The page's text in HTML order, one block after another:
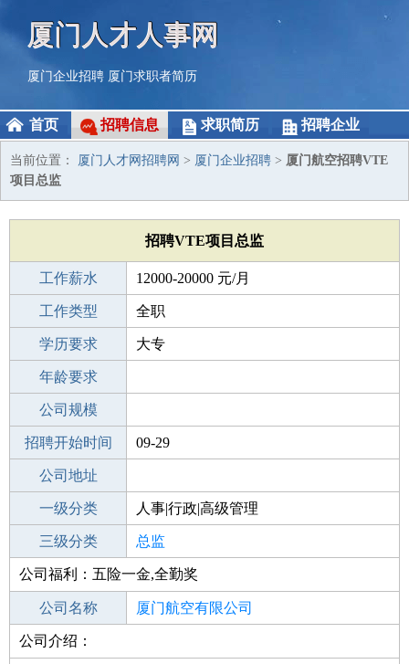
厦门人才人事网
厦门企业招聘 厦门求职者简历
首页 招聘信息 求职简历 招聘企业
当前位置： 厦门人才网招聘网 > 厦门企业招聘 > 厦门航空招聘VTE
项目总监
招聘VTE项目总监
工作薪水 12000-20000 元/月
招聘人数 1人
工作类型 全职
性别要求 -
学历要求 大专
工作经验
年龄要求
工作地点
公司规模
公司电话
招聘开始时间 09-29
招聘结束时间
公司地址
一级分类 人事|行政|高级管理
二级分类 高级管理
三级分类 总监
其他行业
公司福利：五险一金,全勤奖
公司名称 厦门航空有限公司
公司类型
公司介绍：